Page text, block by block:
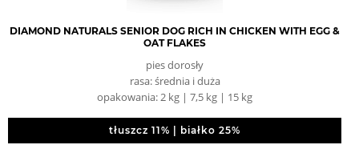
DIAMOND NATURALS SENIOR DOG RICH IN CHICKEN WITH EGG &
OAT FLAKES
pies dorosły
rasa: średnia i duża
opakowania: 2 kg | 7,5 kg | 15 kg
tłuszcz 11% | białko 25%